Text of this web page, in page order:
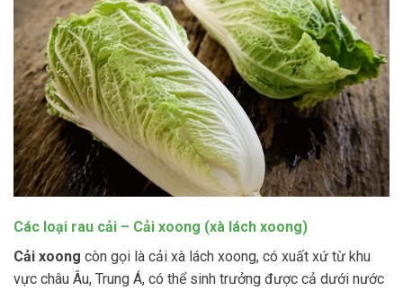
Các loại rau cải – Cải xoong (xà lách xoong)
Cải xoong còn gọi là cải xà lách xoong, có xuất xứ từ khu
vực châu Âu, Trung Á, có thể sinh trưởng được cả dưới nước